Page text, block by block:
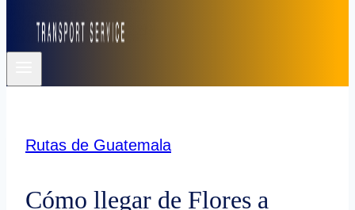
Rutas de Guatemala
Cómo llegar de Flores a